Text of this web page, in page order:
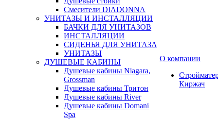
Смесители DIADONNA
УНИТАЗЫ И ИНСТАЛЛЯЦИИ
БАЧКИ ДЛЯ УНИТАЗОВ
ИНСТАЛЛЯЦИИ
СИДЕНЬЯ ДЛЯ УНИТАЗА
УНИТАЗЫ
ДУШЕВЫЕ КАБИНЫ
Душевые кабины Niagara,
Grossman
Душевые кабины Тритон
Душевые кабины River
Душевые кабины Domani
Spa
О компании
Киржач